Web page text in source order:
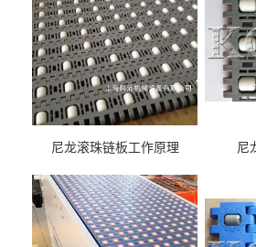
尼龙滚珠链板工作原理 尼